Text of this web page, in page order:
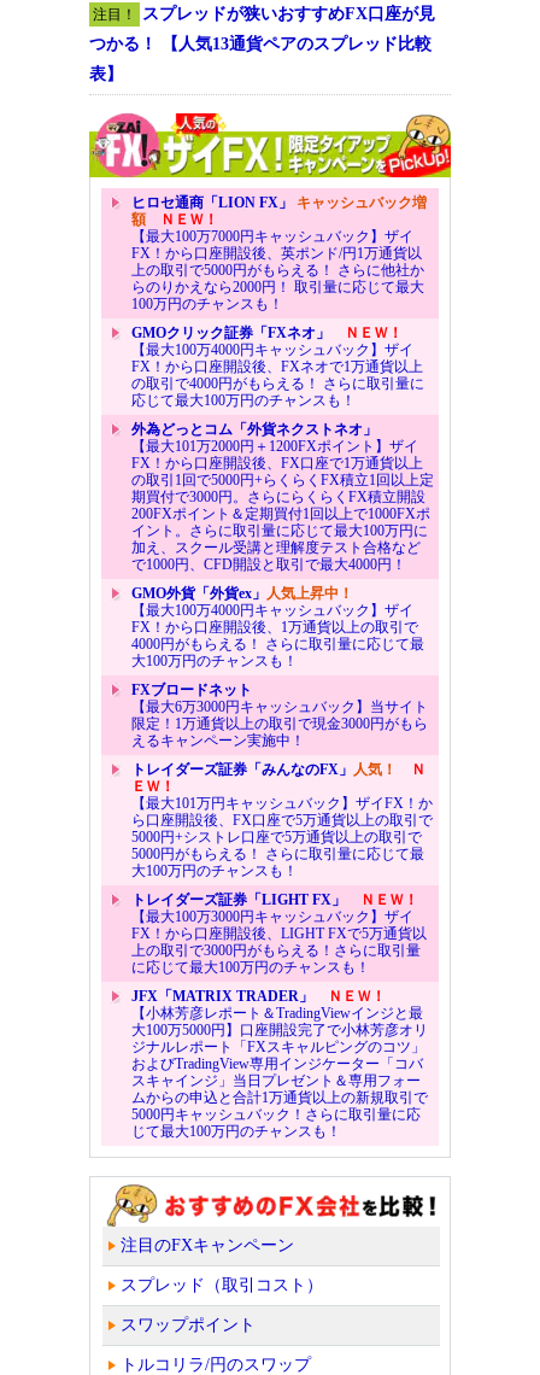
注目！
スプレッドが狭いおすすめFX口座が見
つかる！ 【人気13通貨ペアのスプレッド比較
表】
ヒロセ通商「LION FX」 キャッシュバック増
額ＮＥＷ！
【最大100万7000円キャッシュバック】ザイ
FX！から口座開設後、英ポンド/円1万通貨以
上の取引で5000円がもらえる！ さらに他社か
らのりかえなら2000円！ 取引量に応じて最大
100万円のチャンスも！
GMOクリック証券「FXネオ」
ＮＥＷ！
【最大100万4000円キャッシュバック】ザイ
FX！から口座開設後、FXネオで1万通貨以上
の取引で4000円がもらえる！ さらに取引量に
応じて最大100万円のチャンスも！
外為どっとコム「外貨ネクストネオ」
【最大101万2000円＋1200FXポイント】ザイ
FX！から口座開設後、FX口座で1万通貨以上
の取引1回で5000円+らくらくFX積立1回以上定
期買付で3000円。さらにらくらくFX積立開設
200FXポイント＆定期買付1回以上で1000FXポ
イント。さらに取引量に応じて最大100万円に
加え、スクール受講と理解度テスト合格など
で1000円、CFD開設と取引で最大4000円！
GMO外貨「外貨ex」 人気上昇中！
【最大100万4000円キャッシュバック】ザイ
FX！から口座開設後、1万通貨以上の取引で
4000円がもらえる！ さらに取引量に応じて最
大100万円のチャンスも！
FXブロードネット
【最大6万3000円キャッシュバック】当サイト
限定！1万通貨以上の取引で現金3000円がもら
えるキャンペーン実施中！
トレイダーズ証券「みんなのFX」 人気！
Ｎ
ＥＷ！
【最大101万円キャッシュバック】ザイFX！か
ら口座開設後、FX口座で5万通貨以上の取引で
5000円+シストレ口座で5万通貨以上の取引で
5000円がもらえる！ さらに取引量に応じて最
大100万円のチャンスも！
トレイダーズ証券「LIGHT FX」
ＮＥＷ！
【最大100万3000円キャッシュバック】ザイ
FX！から口座開設後、LIGHT FXで5万通貨以
上の取引で3000円がもらえる！さらに取引量
に応じて最大100万円のチャンスも！
JFX「MATRIX TRADER」
ＮＥＷ！
【小林芳彦レポート＆TradingViewインジと最
大100万5000円】口座開設完了で小林芳彦オリ
ジナルレポート「FXスキャルピングのコツ」
およびTradingView専用インジケーター「コバ
スキャインジ」当日プレゼント＆専用フォー
ムからの申込と合計1万通貨以上の新規取引で
5000円キャッシュバック！さらに取引量に応
じて最大100万円のチャンスも！
注目のFXキャンペーン
スプレッド（取引コスト）
スワップポイント
トルコリラ/円のスワップ